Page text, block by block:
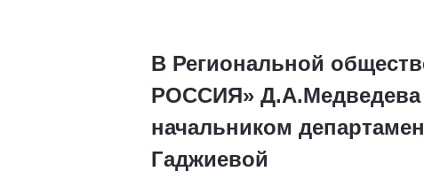
В Региональной
РОССИЯ» Д.А.Медведева
начальником
Гаджиевой